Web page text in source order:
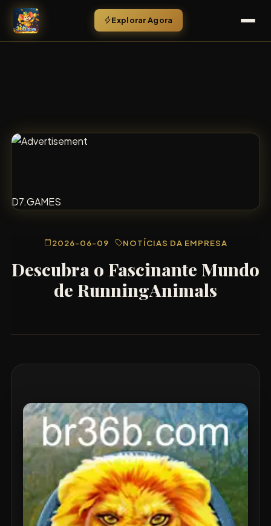
Explorar Agora
D7.GAMES
2026-06-09 NOTÍCIAS DA EMPRESA
Descubra o Fascinante Mundo
de RunningAnimals